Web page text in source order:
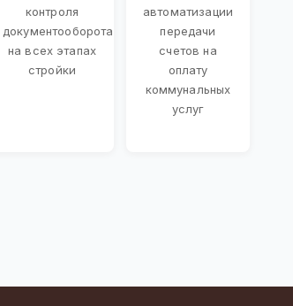
контроля
документооборота
на всех этапах
стройки
автоматизации
передачи
счетов на
оплату
коммунальных
услуг